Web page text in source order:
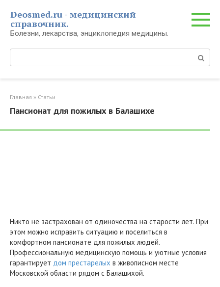
контенту
Deosmed.ru - медицинский
справочник.
Болезни, лекарства, энциклопедия медицины.
Главная » Статьи
Пансионат для пожилых в Балашихе
Никто не застрахован от одиночества на старости лет. При
этом можно исправить ситуацию и поселиться в
комфортном пансионате для пожилых людей.
Профессиональную медицинскую помощь и уютные условия
гарантирует дом престарелых в живописном месте
Московской области рядом с Балашихой.